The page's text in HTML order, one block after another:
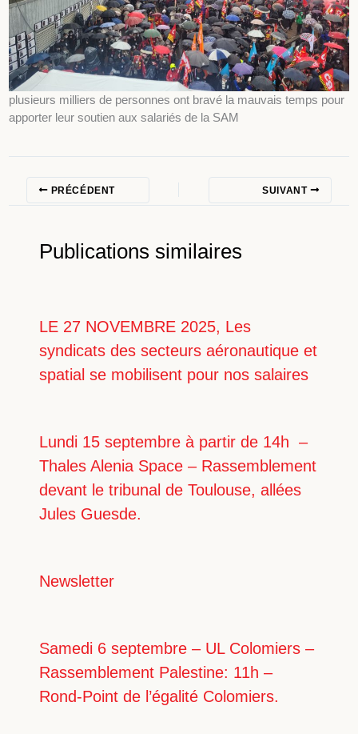
plusieurs milliers de personnes ont bravé la mauvais temps pour
apporter leur soutien aux salariés de la SAM
PRÉCÉDENT SUIVANT
Publications similaires
LE 27 NOVEMBRE 2025, Les
syndicats des secteurs aéronautique et
spatial se mobilisent pour nos salaires
Lundi 15 septembre à partir de 14h –
Thales Alenia Space – Rassemblement
devant le tribunal de Toulouse, allées
Jules Guesde.
Newsletter
Samedi 6 septembre – UL Colomiers –
Rassemblement Palestine: 11h –
Rond-Point de l’égalité Colomiers.